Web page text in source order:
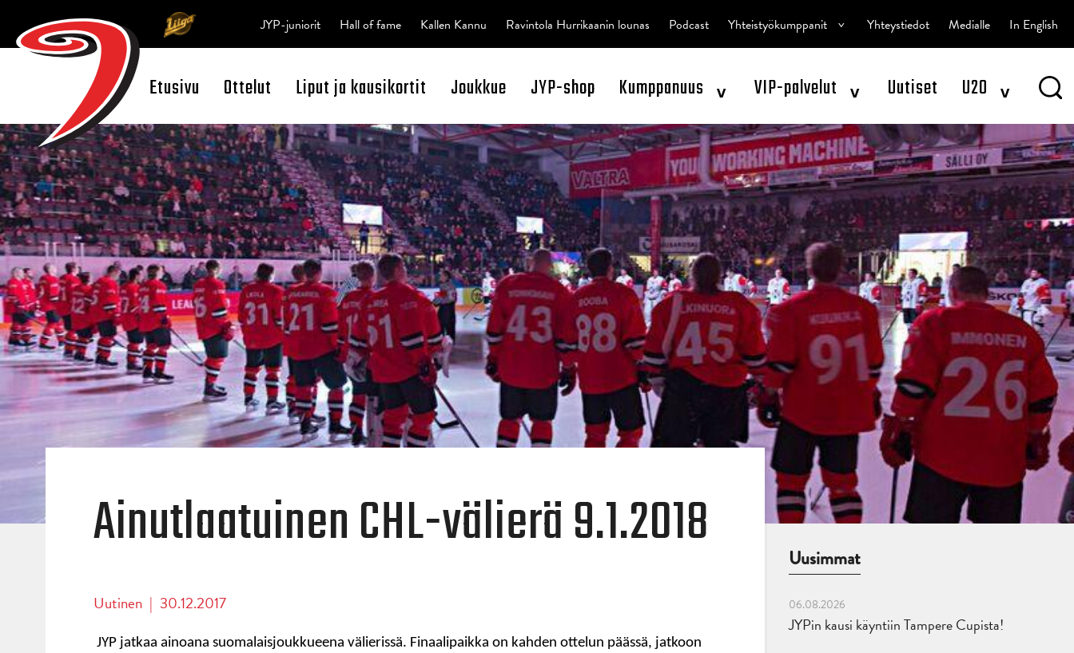
Open Search
Etusivu Ottelut Liput ja kausikortit Joukkue JYP-shop Kumppanuus ^ VIP-palvelut ^ Uutiset U20 ^
JYP-juniorit Hall of fame Kallen Kannu Ravintola Hurrikaanin lounas Podcast Yhteistyökumppanit ^ Yhteystiedot Medialle In English
Ainutlaatuinen CHL-välierä 9.1.2018
Uutinen | 30.12.2017
JYP jatkaa ainoana suomalaisjoukkueena välierissä. Finaalipaikka on kahden ottelun päässä, jatkoon
Uusimmat
06.08.2026
JYPin kausi käyntiin Tampere Cupista!